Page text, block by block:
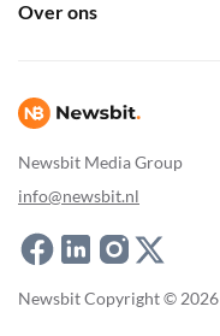
Newsbit Media Group
info@newsbit.nl
Over ons
Newsbit Copyright © 2026